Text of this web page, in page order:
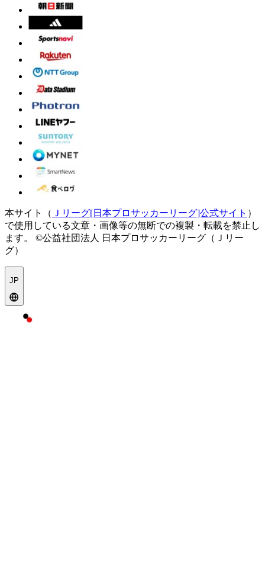
本サイト（ Ｊリーグ[日本プロサッカーリーグ]公式サイト ）
で使用している文章・画像等の無断での複製・転載を禁止し
ます。
©公益社団法人 日本プロサッカーリーグ（Ｊリー
グ）
JP